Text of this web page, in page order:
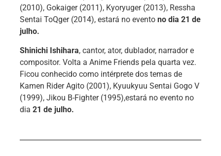
(2010), Gokaiger (2011), Kyoryuger (2013), Ressha
Sentai ToQger (2014), estará no evento no dia 21 de
julho.
Shinichi Ishihara, cantor, ator, dublador, narrador e
compositor. Volta a Anime Friends pela quarta vez.
Ficou conhecido como intérprete dos temas de
Kamen Rider Agito (2001), Kyuukyuu Sentai Gogo V
(1999), Jikou B-Fighter (1995),estará no evento no
dia 21 de julho.